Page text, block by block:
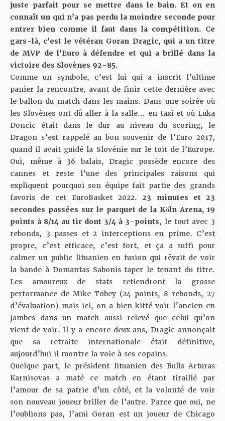
juste parfait pour se mettre dans le bain. Et on en
connaît un qui n’a pas perdu la moindre seconde pour
entrer bien comme il faut dans la compétition. Ce
gars-là, c’est le vétéran Goran Dragic, qui a un titre
de MVP de l’Euro à défendre et qui a brillé dans la
victoire des Slovènes 92-85.
Comme un symbole, c’est lui qui a inscrit l’ultime
panier la rencontre, avant de finir cette dernière avec
le ballon du match dans les mains. Dans une soirée où
les Slovènes ont dû aller à la salle… en taxi et où Luka
Doncic était dans le dur au niveau du scoring, le
Dragon s’est rappelé au bon souvenir de l’Euro 2017,
quand il avait guidé la Slovénie sur le toit de l’Europe.
Oui, même à 36 balais, Dragic possède encore des
cannes et reste l’une des principales raisons qui
expliquent pourquoi son équipe fait partie des grands
favoris de cet EuroBasket 2022. 23 minutes et 23
secondes passées sur le parquet de la Köln Arena, 19
points à 8/14 au tir dont 3/4 à 3-points, le tout avec 3
rebonds, 3 passes et 2 interceptions en prime. C’est
propre, c’est efficace, c’est fort, et ça a suffi pour
calmer un public lituanien en fusion qui rêvait de voir
la bande à Domantas Sabonis taper le tenant du titre.
Les amoureux de stats retiendront la grosse
performance de Mike Tobey (24 points, 8 rebonds, 27
d’évaluation) mais ici, on a bien kiffé voir l’ancien en
jambes dans un match aussi relevé que celui qu’on
vient de voir. Il y a encore deux ans, Dragic annonçait
que sa retraite internationale était définitive,
aujourd’hui il montre la voie à ses copains.
Quelque part, le président lituanien des Bulls Arturas
Karnisovas a maté ce match en étant tiraillé par
l’amour de sa patrie d’un côté, et la volonté de voir
son nouveau joueur briller de l’autre. Parce que oui, ne
l’oublions pas, l’ami Goran est un joueur de Chicago